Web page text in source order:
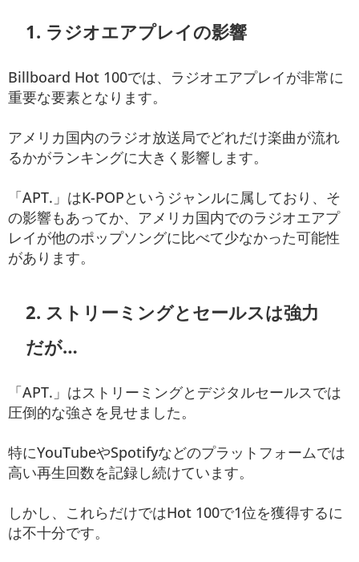
1. ラジオエアプレイの影響
Billboard Hot 100では、ラジオエアプレイが非常に
重要な要素となります。
アメリカ国内のラジオ放送局でどれだけ楽曲が流れ
るかがランキングに大きく影響します。
「APT.」はK-POPというジャンルに属しており、そ
の影響もあってか、アメリカ国内でのラジオエアプ
レイが他のポップソングに比べて少なかった可能性
があります。
2. ストリーミングとセールスは強力
だが…
「APT.」はストリーミングとデジタルセールスでは
圧倒的な強さを見せました。
特にYouTubeやSpotifyなどのプラットフォームでは
高い再生回数を記録し続けています。
しかし、これらだけではHot 100で1位を獲得するに
は不十分です。